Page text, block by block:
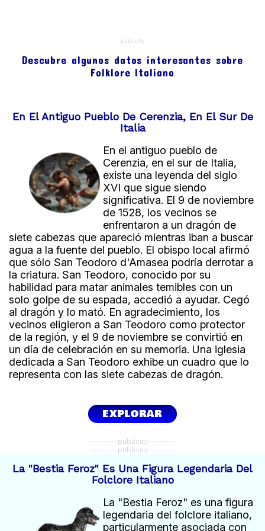
publicity
Descubre algunos datos interesantes sobre
Folklore Italiano
En El Antiguo Pueblo De Cerenzia, En El Sur De
Italia
En el antiguo pueblo de
Cerenzia, en el sur de Italia,
existe una leyenda del siglo
XVI que sigue siendo
significativa. El 9 de noviembre
de 1528, los vecinos se
enfrentaron a un dragón de
siete cabezas que apareció mientras iban a buscar
agua a la fuente del pueblo. El obispo local afirmó
que sólo San Teodoro d'Amasea podría derrotar a
la criatura. San Teodoro, conocido por su
habilidad para matar animales temibles con un
solo golpe de su espada, accedió a ayudar. Cegó
al dragón y lo mató. En agradecimiento, los
vecinos eligieron a San Teodoro como protector
de la región, y el 9 de noviembre se convirtió en
un día de celebración en su memoria. Una iglesia
dedicada a San Teodoro exhibe un cuadro que lo
representa con las siete cabezas de dragón.
EXPLORAR
--------publicity--------
--------publicity--------
La "Bestia Feroz" Es Una Figura Legendaria Del
Folclore Italiano
La "Bestia Feroz" es una figura
legendaria del folclore italiano,
particularmente asociada con